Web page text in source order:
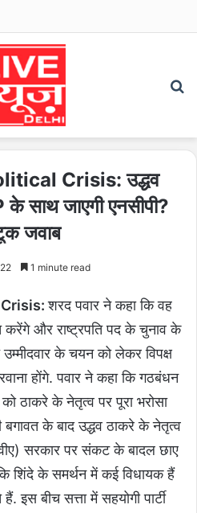
Crisis: उद्धव
साथ जाएगी एनसीपी?
जवाब
1 minute read
Crisis:शरद पवार ने कहा कि वह
करेंगे और राष्ट्रपति पद के चुनाव के
के चयन को लेकर विपक्ष
होंगे. पवार ने कहा कि गठबंधन
ठाकरे के नेतृत्व पर पूरा भरोसा
बगावत के बाद उद्धव ठाकरे के नेतृत्व
सरकार पर संकट के बादल छाए
शिंदे के समर्थन में कई विधायक हैं
इस बीच सत्ता में सहयोगी पार्टी